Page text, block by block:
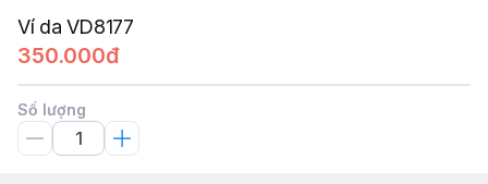
Ví da VD8177
350.000đ
Số lượng